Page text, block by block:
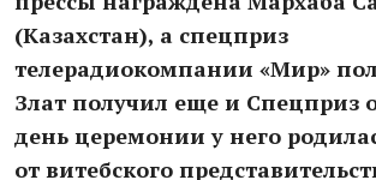
(Казахстан), а спецприз
телерадиокомпании «Мир»
Злат получил еще и Спецприз
день церемонии у него
от витебского